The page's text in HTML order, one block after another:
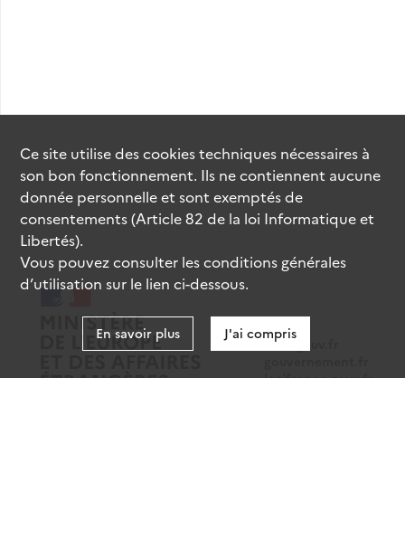
data.gouv.fr
legifrance.gouv.fr
Ce site utilise descookiestechniques nécessaires à
son bon fonctionnement. Ils ne contiennent aucune
donnée personnelle et sont exemptés de
consentements (Article 82 de la loi Informatique et
Libertés).
Vous pouvez consulter les conditions générales
d’utilisation sur le lien ci-dessous.
En savoir plus J'ai compris